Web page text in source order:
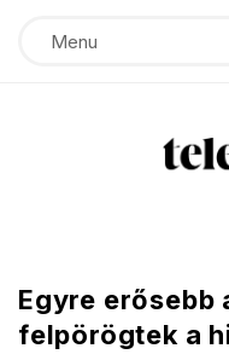
Menu
l
Egyre erősebb
felpörögtek a